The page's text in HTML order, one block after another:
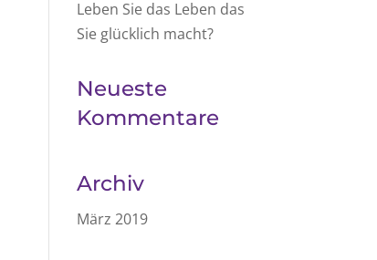
Leben Sie das Leben das
Sie glücklich macht?
Neueste
Kommentare
Archiv
März 2019